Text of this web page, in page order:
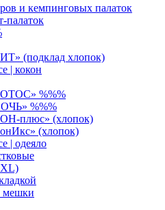
и кемпинговых палаток
палаток
(подклад хлопок)
| кокон
%%%
%%%
плюс» (хлопок)
(хлопок)
| одеяло
мешки